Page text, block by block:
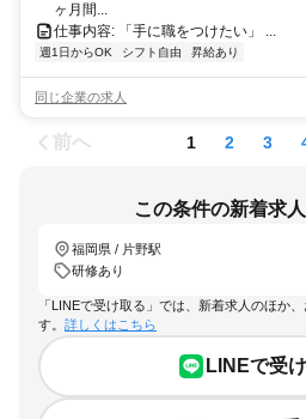
ヶ月間...
仕事内容: 「手に職をつけたい」 ...
週1日からOK シフト自由 昇給あり
同じ企業の求人
前へ 1 2 3
この条件の新着求
福岡県 / 片野駅
研修あり
「LINEで受け取る」では、新着求人のほか
す。 詳しくはこちら
LINEで受